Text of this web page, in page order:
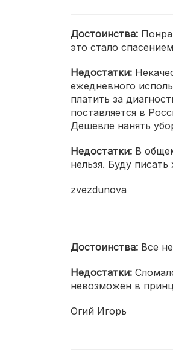
Достоинства:
это стало спасением
Недостатки:
ежедневного
платить за
поставляется в
Дешевле нанять
Недостатки: В
нельзя. Буду
zvezdunova
Достоинства: Все
Недостатки:
невозможен в
Огий Игорь